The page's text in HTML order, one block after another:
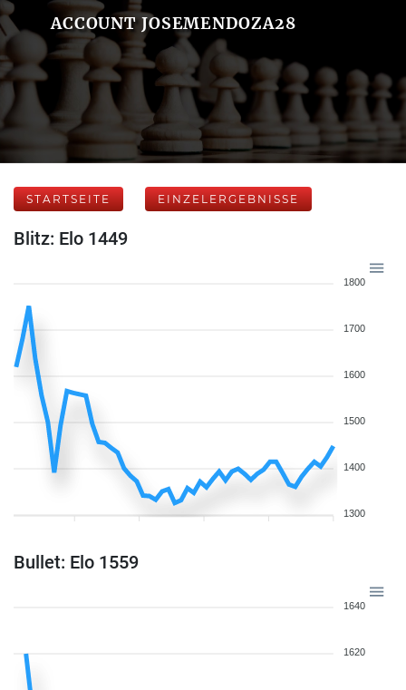
ACCOUNT JOSEMENDOZA28
STARTSEITE EINZELERGEBNISSE
Blitz: Elo 1449
1800
1700
1600
1500
1400
1300
Bullet: Elo 1559
1640
1620